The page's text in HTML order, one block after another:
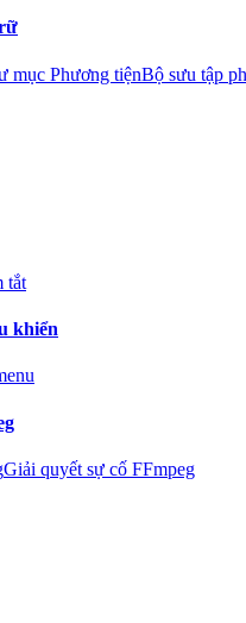
mục Phương tiệnBộ sưu tập
tắt
khiển
Giải quyết sự cố FFmpeg